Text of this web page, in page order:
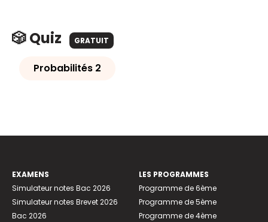
🎲 Quiz GRATUIT
Probabilités 2
EXAMENS
Simulateur notes Bac 2026
Simulateur notes Brevet 2026
Bac 2026
LES PROGRAMMES
Programme de 6ème
Programme de 5ème
Programme de 4ème